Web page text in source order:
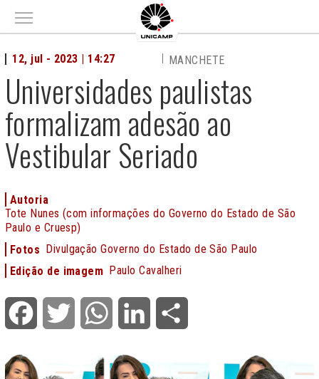
Main menu
Universidades paulistas
formalizam adesão ao
Vestibular Seriado
12, jul - 2023 | 14:27 MANCHETE
Autoria
Tote Nunes (com informações do Governo do Estado de São
Paulo e Cruesp)
Fotos Divulgação Governo do Estado de São Paulo
Edição de imagem Paulo Cavalheri
Facebook Twitter WhatsApp LinkedIn